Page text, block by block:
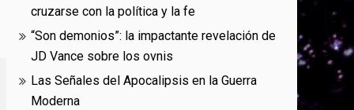
cruzarse con la política y la fe
“Son demonios”: la impactante revelación de
JD Vance sobre los ovnis
Las Señales del Apocalipsis en la Guerra
Moderna